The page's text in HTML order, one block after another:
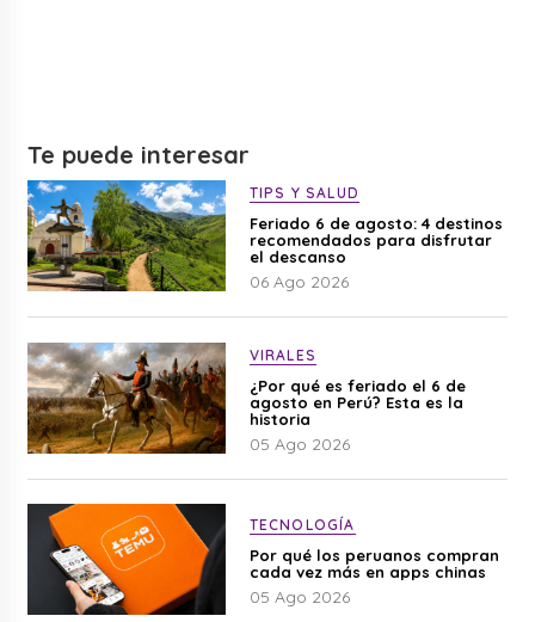
Te puede interesar
TIPS Y SALUD
Feriado 6 de agosto: 4 destinos
recomendados para disfrutar
el descanso
06 Ago 2026
VIRALES
¿Por qué es feriado el 6 de
agosto en Perú? Esta es la
historia
05 Ago 2026
TECNOLOGÍA
Por qué los peruanos compran
cada vez más en apps chinas
05 Ago 2026